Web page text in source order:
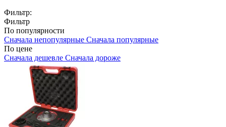
Фильтр:
Фильтр
По популярности
Сначала непопулярные Сначала популярные
По цене
Сначала дешевле Сначала дороже